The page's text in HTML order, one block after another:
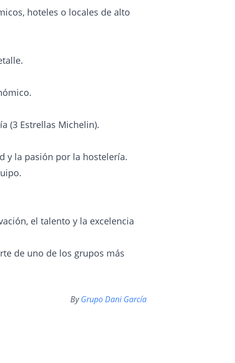
hoteles o locales de alto
(3 Estrellas Michelin).
y la pasión por la hostelería.
el talento y la excelencia
de uno de los grupos más
ByGrupo Dani García